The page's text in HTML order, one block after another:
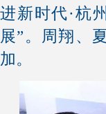
进新时代·杭
展”。周翔、
加。